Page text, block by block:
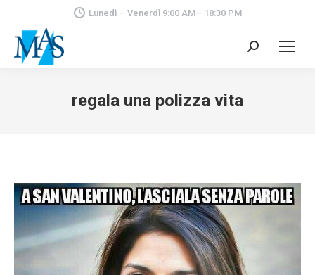
Lunedì – Venerdì 9:00 AM– 18:30 PM
Cerca:
regala una polizza vita